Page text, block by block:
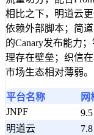
相比之下，明道云
依赖外部脚本；简
的Canary发布能力
理存在壁垒；织信
市场生态相对薄弱。
平台名称 网
JNPF
明道云